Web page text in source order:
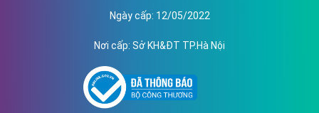
Ngày cấp: 12/05/2022
Nơi cấp: Sở KH&ĐT TP.Hà Nội